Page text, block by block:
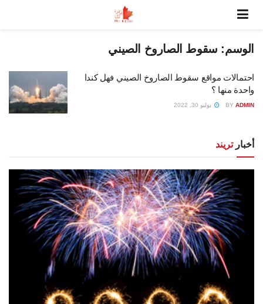
الوسم: سقوط الصاروخ الصيني
احتمالات مواقع سقوط الصاروخ الصيني فهل كندا
واحدة منها ؟
BY ADMIN يوليو 30, 2022
أخبارتريند